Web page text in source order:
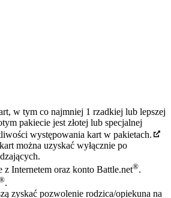
w tym co najmniej 1 rzadkiej lub lepszej
pakiecie jest złotej lub specjalnej
występowania kart w pakietach.
można uzyskać wyłącznie po
z Internetem oraz konto Battle.net®.
.
zyskać pozwolenie rodzica/opiekuna na